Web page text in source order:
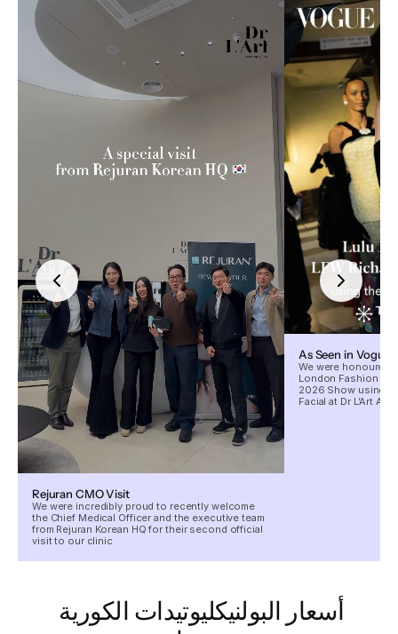
Rejuran CMO Visit
We were incredibly proud to recently welcome
the Chief Medical Officer and the executive team
from Rejuran Korean HQ for their second official
visit to our clinic
As Seen in Vogue
We were honoured
London Fashion
2026 Show using
Facial at Dr L’Art